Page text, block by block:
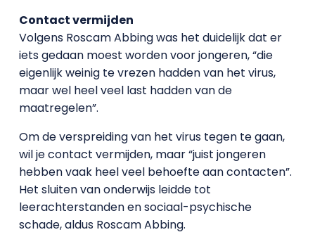
Contact vermijden
Volgens Roscam Abbing was het duidelijk dat er
iets gedaan moest worden voor jongeren, “die
eigenlijk weinig te vrezen hadden van het virus,
maar wel heel veel last hadden van de
maatregelen”.
Om de verspreiding van het virus tegen te gaan,
wil je contact vermijden, maar “juist jongeren
hebben vaak heel veel behoefte aan contacten”.
Het sluiten van onderwijs leidde tot
leerachterstanden en sociaal-psychische
schade, aldus Roscam Abbing.